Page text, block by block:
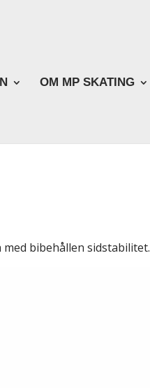
OM MP SKATING
bibehållen sidstabilitet.